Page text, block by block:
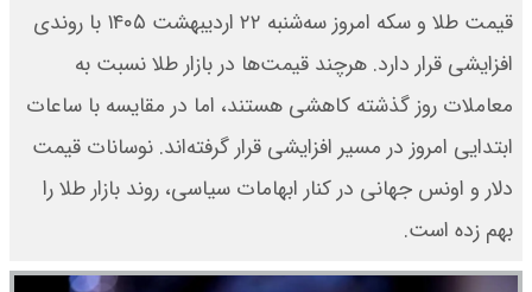
قیمت طلا و سکه امروز سه‌شنبه ۲۲ اردیبهشت ۱۴۰۵ با روندی
افزایشی قرار دارد. هرچند قیمت‌ها در بازار طلا نسبت به
معاملات روز گذشته کاهشی هستند، اما در مقایسه با ساعات
ابتدایی امروز در مسیر افزایشی قرار گرفته‌اند. نوسانات قیمت
دلار و اونس جهانی در کنار ابهامات سیاسی، روند بازار طلا را
بهم زده است.